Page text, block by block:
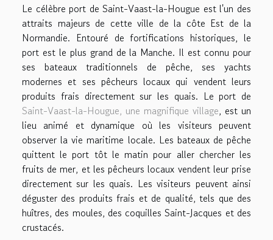
Le célèbre port de Saint-Vaast-la-Hougue est l'un des
attraits majeurs de cette ville de la côte Est de la
Normandie. Entouré de fortifications historiques, le
port est le plus grand de la Manche. Il est connu pour
ses bateaux traditionnels de pêche, ses yachts
modernes et ses pêcheurs locaux qui vendent leurs
produits frais directement sur les quais. Le port de
Saint-Vaast-la-Hougue, une magnifique village, est un
lieu animé et dynamique où les visiteurs peuvent
observer la vie maritime locale. Les bateaux de pêche
quittent le port tôt le matin pour aller chercher les
fruits de mer, et les pêcheurs locaux vendent leur prise
directement sur les quais. Les visiteurs peuvent ainsi
déguster des produits frais et de qualité, tels que des
huîtres, des moules, des coquilles Saint-Jacques et des
crustacés.